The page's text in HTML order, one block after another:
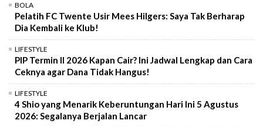
BOLA
Pelatih FC Twente Usir Mees Hilgers: Saya Tak Berharap
Dia Kembali ke Klub!
LIFESTYLE
PIP Termin II 2026 Kapan Cair? Ini Jadwal Lengkap dan Cara
Ceknya agar Dana Tidak Hangus!
LIFESTYLE
4 Shio yang Menarik Keberuntungan Hari Ini 5 Agustus
2026: Segalanya Berjalan Lancar